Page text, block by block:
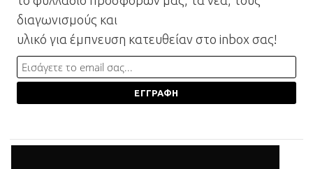
διαγωνισμούς και
υλικό για έμπνευση κατευθείαν στο inbox σας!